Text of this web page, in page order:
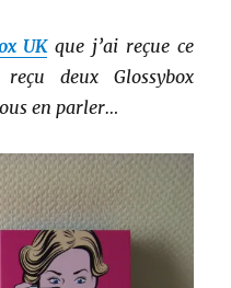
gratuits
UKque j’ai reçue ce
deux Glossybox
en parler…